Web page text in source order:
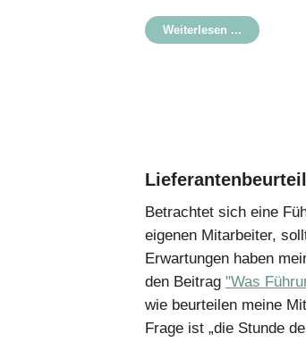
Weiterlesen ...
Betrachtet sich eine
eigenen Mitarbeiter,
Erwartungen haben
den Beitrag "Was
wie beurteilen meine
Frage ist „die Stunde